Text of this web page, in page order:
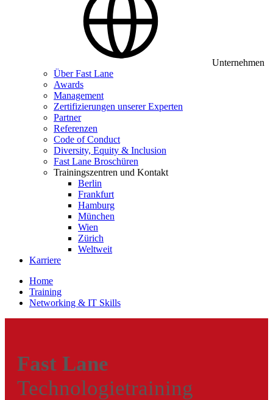
Unternehmen
Über Fast Lane
Awards
Management
Zertifizierungen unserer Experten
Partner
Referenzen
Code of Conduct
Diversity, Equity & Inclusion
Fast Lane Broschüren
Trainingszentren und Kontakt
Berlin
Frankfurt
Hamburg
München
Wien
Zürich
Weltweit
Karriere
Home
Training
Networking & IT Skills
Fast Lane
Technologietraining